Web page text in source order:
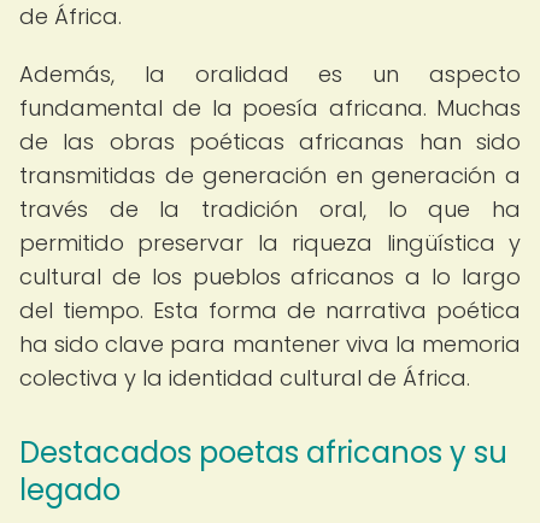
de África.
Además, la oralidad es un aspecto
fundamental de la poesía africana. Muchas
de las obras poéticas africanas han sido
transmitidas de generación en generación a
través de la tradición oral, lo que ha
permitido preservar la riqueza lingüística y
cultural de los pueblos africanos a lo largo
del tiempo. Esta forma de narrativa poética
ha sido clave para mantener viva la memoria
colectiva y la identidad cultural de África.
Destacados poetas africanos y su
legado